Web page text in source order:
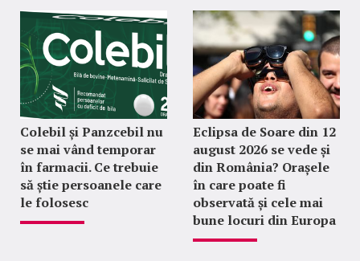
Colebil și Panzcebil nu
se mai vând temporar
în farmacii. Ce trebuie
să știe persoanele care
le folosesc
Eclipsa de Soare din 12
august 2026 se vede și
din România? Orașele
în care poate fi
observată și cele mai
bune locuri din Europa